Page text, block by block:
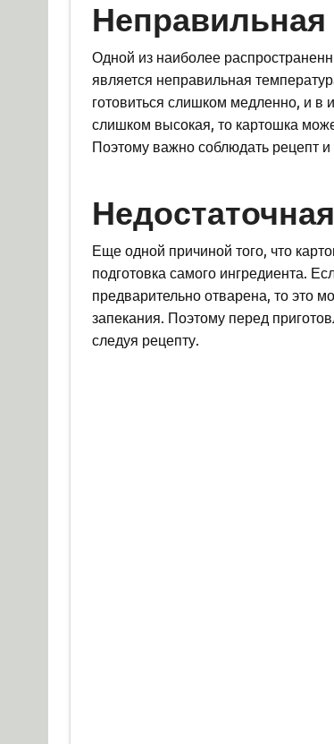
Неправильная
Одной из наиболее
является неправильная
готовиться слишком медленно, и в
слишком высокая, то картошка
Поэтому важно соблюдать рецепт
Еще одной причиной того, что
подготовка самого ингредиента.
предварительно отварена, то это
запекания. Поэтому перед
следуя рецепту.